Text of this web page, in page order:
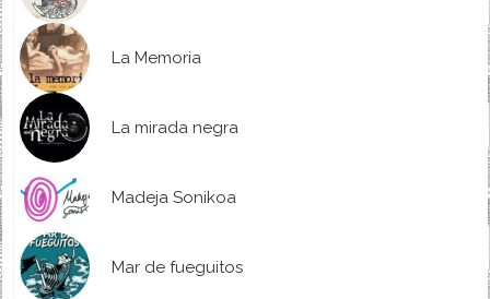
La Memoria
La mirada negra
Madeja Sonikoa
Mar de fueguitos